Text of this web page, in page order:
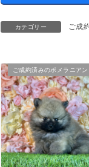
カテゴリー ご成
ご成約済みのポメラニアン